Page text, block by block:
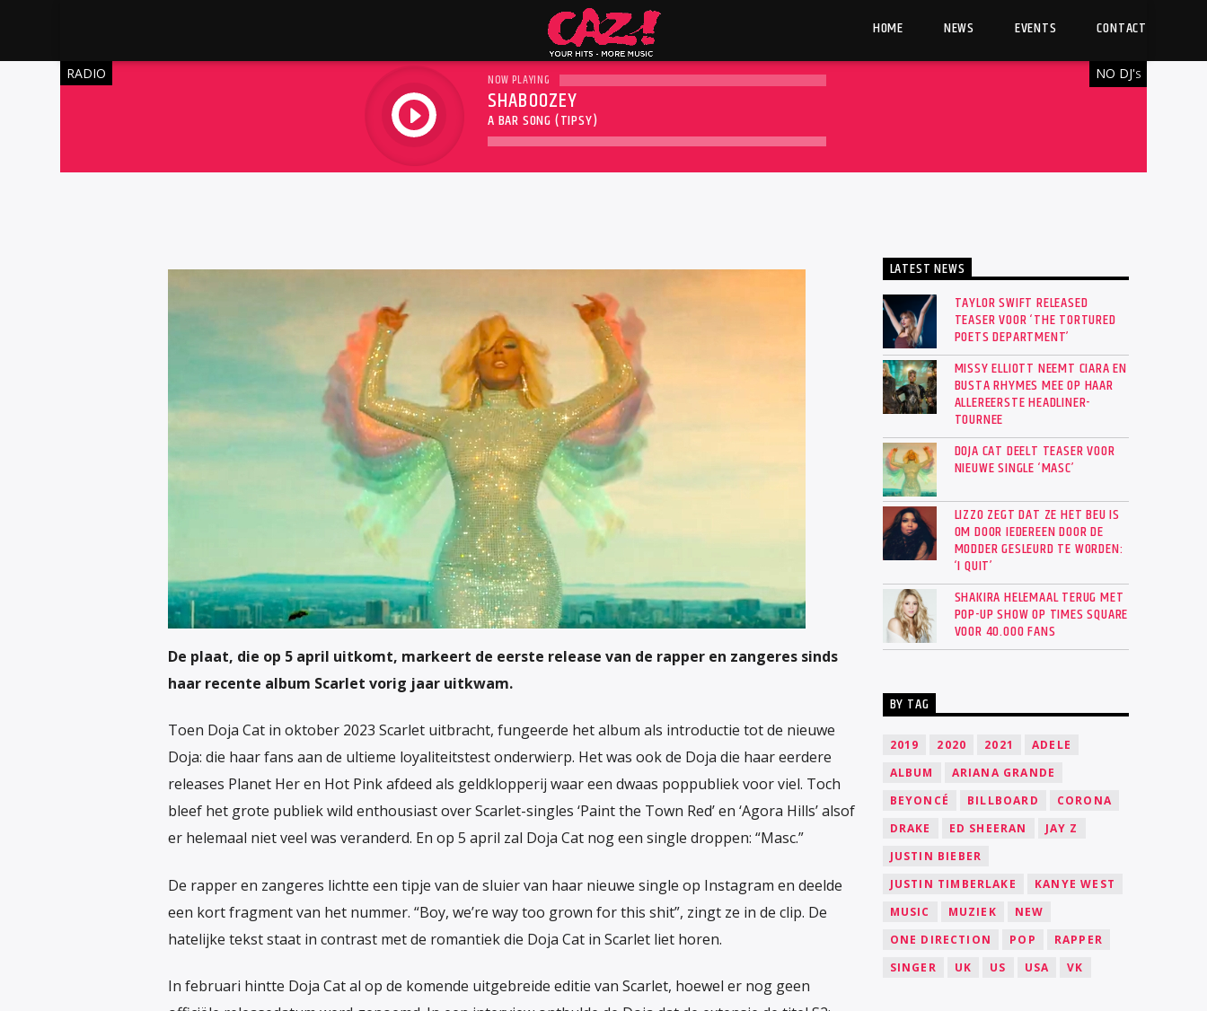
HOME NEWS EVENTS CONTACT
RADIO
play
NO DJ'S
NOW PLAYING
SHABOOZEY
A BAR SONG (TIPSY)
De plaat, die op 5 april uitkomt, markeert de eerste release van de rapper en zangeres sinds
haar recente album Scarlet vorig jaar uitkwam.
Toen Doja Cat in oktober 2023 Scarlet uitbracht, fungeerde het album als introductie tot de nieuwe
Doja: die haar fans aan de ultieme loyaliteitstest onderwierp. Het was ook de Doja die haar eerdere
releases Planet Her en Hot Pink afdeed als geldklopperij waar een dwaas poppubliek voor viel. Toch
bleef het grote publiek wild enthousiast over Scarlet-singles ‘Paint the Town Red’ en ‘Agora Hills’ alsof
er helemaal niet veel was veranderd. En op 5 april zal Doja Cat nog een single droppen: “Masc.”
De rapper en zangeres lichtte een tipje van de sluier van haar nieuwe single op Instagram en deelde
een kort fragment van het nummer. “Boy, we’re way too grown for this shit”, zingt ze in de clip. De
hatelijke tekst staat in contrast met de romantiek die Doja Cat in Scarlet liet horen.
In februari hintte Doja Cat al op de komende uitgebreide editie van Scarlet, hoewel er nog geen
LATEST NEWS
TAYLOR SWIFT RELEASED
TEASER VOOR ‘THE TORTURED
POETS DEPARTMENT’
MISSY ELLIOTT NEEMT CIARA EN
BUSTA RHYMES MEE OP HAAR
ALLEREERSTE HEADLINER-
TOURNEE
DOJA CAT DEELT TEASER VOOR
NIEUWE SINGLE ‘MASC’
LIZZO ZEGT DAT ZE HET BEU IS
OM DOOR IEDEREEN DOOR DE
MODDER GESLEURD TE WORDEN:
‘I QUIT’
SHAKIRA HELEMAAL TERUG MET
POP-UP SHOW OP TIMES SQUARE
VOOR 40.000 FANS
BY TAG
2019 2020 2021
ADELE
ALBUM
ARIANA GRANDE
BEYONCÉ
BILLBOARD
CORONA
DRAKE
ED SHEERAN
JAY Z
JUSTIN BIEBER
JUSTIN TIMBERLAKE
KANYE WEST
MUSIC
MUZIEK
NEW
ONE DIRECTION
POP
RAPPER
SINGER
UK US USA VK